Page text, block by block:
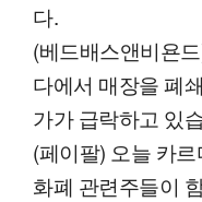
다.
(베드배스앤비욘
다에서 매장을 폐
가가 급락하고 있
(페이팔) 오늘 카
화폐 관련주들이